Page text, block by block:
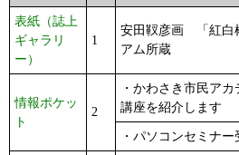
表紙（誌上
ギャラリ
ー）
1
安田靫彦画 「紅白
アム所蔵
情報ポケッ
ト
2
・かわさき市民ア
講座を紹介します
・パソコンセミナ